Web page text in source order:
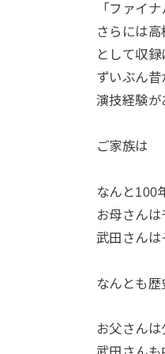
「ファイ
さらには
として収
ずいぶん
演技経験が
ご家族は
なんと100
お母さん
武田さんは
なんとも歴
お父さん